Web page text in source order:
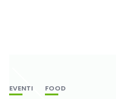
EVENTI FOOD